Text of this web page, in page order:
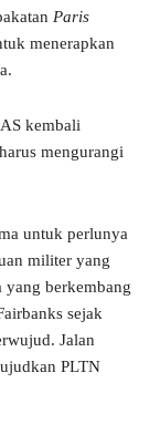
Paris
menerapkan
kembali
mengurangi
untuk perlunya
militer yang
yang berkembang
sejak
Jalan
PLTN